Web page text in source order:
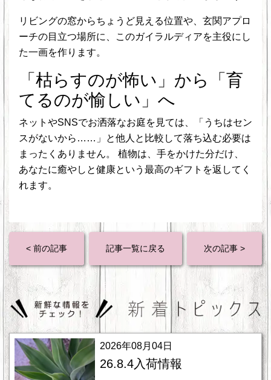
リビングの窓からちょうど見える位置や、玄関アプロ
ーチの目立つ場所に、このガイラルディアを主役にし
た一画を作ります。
「枯らすのが怖い」から「育
てるのが愉しい」へ
ネットやSNSでお洒落なお庭を見ては、「うちはセン
スがないから……」と他人と比較して落ち込む必要は
まったくありません。 植物は、手をかけた分だけ、
あなたに癒やしと健康という最高のギフトを返してく
れます。
< 前の記事 記事一覧に戻る 次の記事 >
2026年08月04日
26.8.4入荷情報